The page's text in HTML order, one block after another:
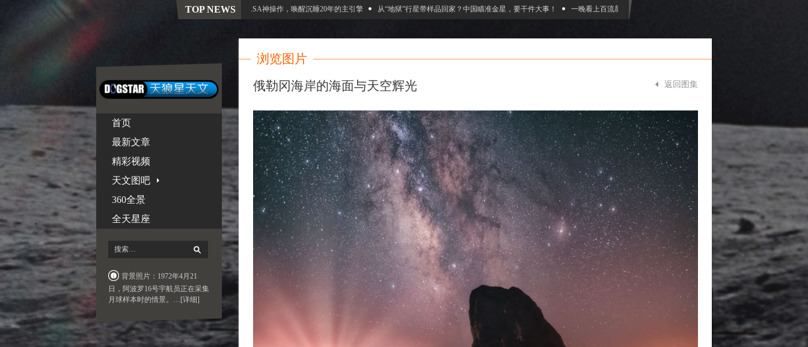
TOP NEWS
飞行50年旅行者1号再获新生！NASA神操作，唤醒沉睡20年的主引擎 从“地狱”行星带样品回家？中国瞄准金星，要干件大事！ 一晚看上百流星：2023双子座流星雨观赏指南 NASA要把你的名字带到木
首页
最新文章
精彩视频
天文图吧
360全景
全天星座
背景照片：1972年4月21
日，阿波罗16号宇航员正在采集
月球样本时的情景。 …[详细]
浏览图片
返回图集
俄勒冈海岸的海面与天空辉光